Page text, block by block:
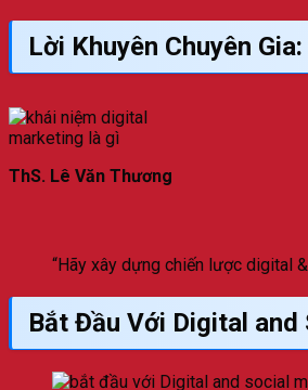
Lời Khuyên Chuyên
ThS. Lê Văn Thương
“Hãy xây dựng chiến lược digital
Bắt Đầu Với Digital